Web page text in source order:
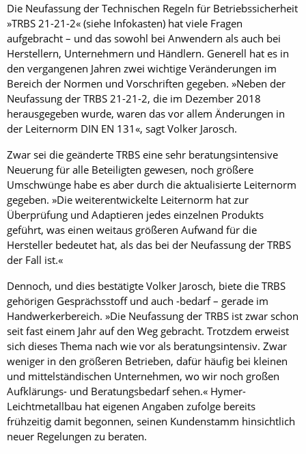
Die Neufassung der Technischen Regeln für Betriebssicherheit
»TRBS 21-21-2« (siehe Infokasten) hat viele Fragen
aufgebracht – und das sowohl bei Anwendern als auch bei
Herstellern, Unternehmern und Händlern. Generell hat es in
den vergangenen Jahren zwei wichtige Veränderungen im
Bereich der Normen und Vorschriften gegeben. »Neben der
Neufassung der TRBS 21-21-2, die im Dezember 2018
herausgegeben wurde, waren das vor allem Änderungen in
der Leiternorm DIN EN 131«, sagt Volker Jarosch.
Zwar sei die geänderte TRBS eine sehr beratungsintensive
Neuerung für alle Beteiligten gewesen, noch größere
Umschwünge habe es aber durch die aktualisierte Leiternorm
gegeben. »Die weiterentwickelte Leiternorm hat zur
Überprüfung und Adaptieren jedes einzelnen Produkts
geführt, was einen weitaus größeren Aufwand für die
Hersteller bedeutet hat, als das bei der Neufassung der TRBS
der Fall ist.«
Dennoch, und dies bestätigte Volker Jarosch, biete die TRBS
gehörigen Gesprächsstoff und auch -bedarf – gerade im
Handwerkerbereich. »Die Neufassung der TRBS ist zwar schon
seit fast einem Jahr auf den Weg gebracht. Trotzdem erweist
sich dieses Thema nach wie vor als beratungsintensiv. Zwar
weniger in den größeren Betrieben, dafür häufig bei kleinen
und mittelständischen Unternehmen, wo wir noch großen
Aufklärungs- und Beratungsbedarf sehen.« Hymer-
Leichtmetallbau hat eigenen Angaben zufolge bereits
frühzeitig damit begonnen, seinen Kundenstamm hinsichtlich
neuer Regelungen zu beraten.